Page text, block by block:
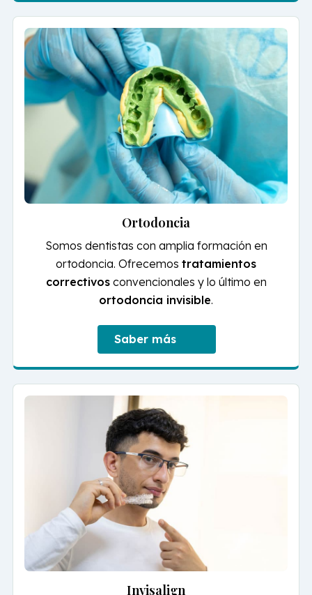
Ortodoncia
Somos dentistas con amplia formación en
ortodoncia. Ofrecemos tratamientos
correctivosconvencionales y lo último en
ortodoncia invisible.
Saber más
Invisalign